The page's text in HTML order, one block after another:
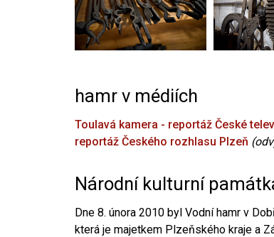
hamr v médiích
Toulavá kamera - reportáž České
reportáž Českého rozhlasu Plzeň
Národní kulturní
Dne 8. února 2010 byl Vodní hamr v
která je majetkem Plzeňského kraje a